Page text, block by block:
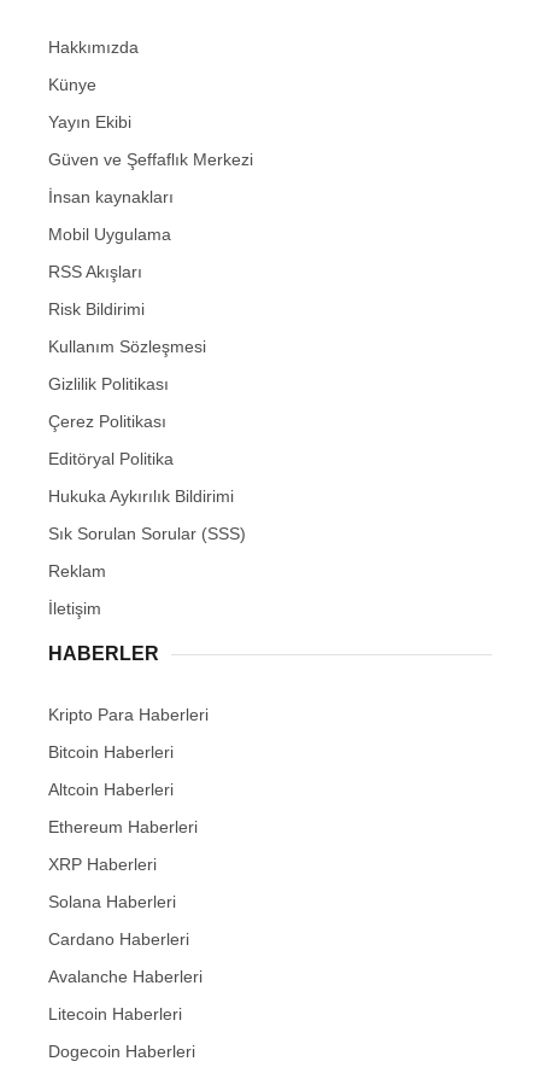
Hakkımızda
Künye
Yayın Ekibi
Güven ve Şeffaflık Merkezi
İnsan kaynakları
Mobil Uygulama
RSS Akışları
Risk Bildirimi
Kullanım Sözleşmesi
Gizlilik Politikası
Çerez Politikası
Editöryal Politika
Hukuka Aykırılık Bildirimi
Sık Sorulan Sorular (SSS)
Reklam
İletişim
HABERLER
Kripto Para Haberleri
Bitcoin Haberleri
Altcoin Haberleri
Ethereum Haberleri
XRP Haberleri
Solana Haberleri
Cardano Haberleri
Avalanche Haberleri
Litecoin Haberleri
Dogecoin Haberleri